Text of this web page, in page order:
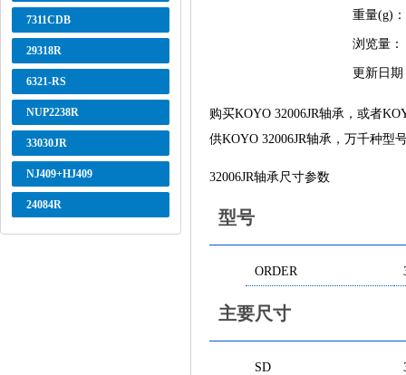
7311CDB
29318R
6321-RS
NUP2238R
33030JR
NJ409+HJ409
24084R
重量(g)：
浏览量：
更新日期
购买KOYO 32006JR轴承，或者
供KOYO 32006JR轴承，万千种型
32006JR轴承尺寸参数
型号
ORDER
主要尺寸
SD